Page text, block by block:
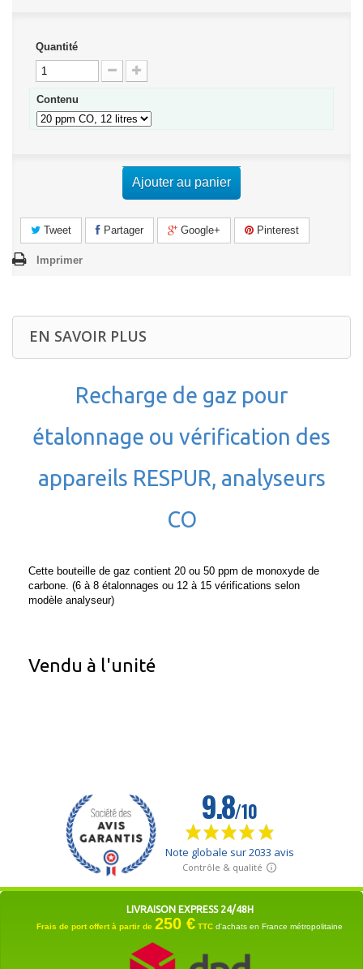
Quantité
Contenu
Ajouter au panier
Tweet Partager Google+ Pinterest
Imprimer
EN SAVOIR PLUS
Recharge de gaz pour
étalonnage ou vérification des
appareils RESPUR, analyseurs
CO
Cette bouteille de gaz contient 20 ou 50 ppm de monoxyde de
carbone. (6 à 8 étalonnages ou 12 à 15 vérifications selon
modèle analyseur)
Vendu à l'unité
LIVRAISON EXPRESS 24/48H
Frais de port offert à partir de 250 € TTC d'achats en France métropolitaine